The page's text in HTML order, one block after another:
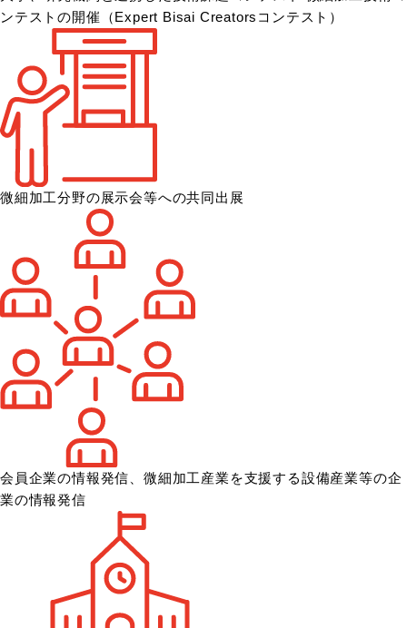
ンテストの開催 （Expert Bisai Creatorsコンテスト）
微細加工分野の展示会等への共同出展
会員企業の情報発信、微細加工産業を支援する設備産業等の企
業の情報発信